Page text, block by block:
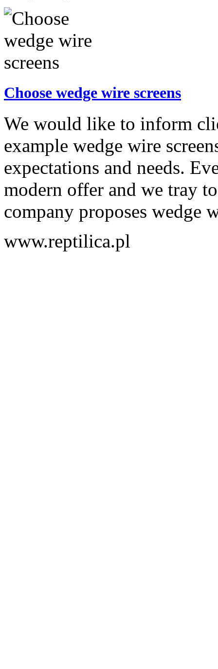
Choose wedge wire screens
We would like to inform
example wedge wire
expectations and needs.
modern offer and we tray
company proposes wedge
www.reptilica.pl